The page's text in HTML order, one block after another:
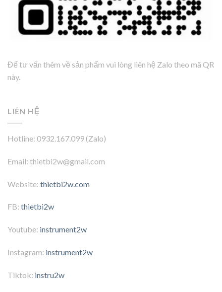
Để tư vấn thêm về sản phẩm vui lòng liên hệ Zalo theo mã QR
này.
LIÊN HỆ
Hotline: 0932.167.099 (Zalo)
Email: thietbi2w@gmail.com
Website: thietbi2w.com
FB: thietbi2w
Youtube: instrument2w
Instagram: instrument2w
Tiktok: instru2w